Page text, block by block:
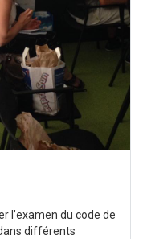
l’examen du code de
différents